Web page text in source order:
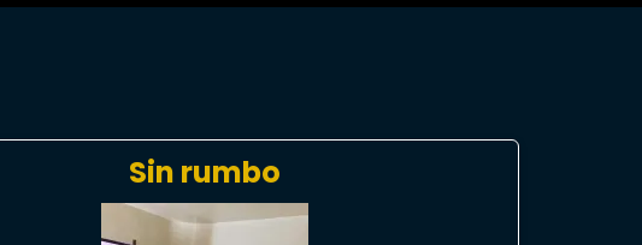
Sin rumbo